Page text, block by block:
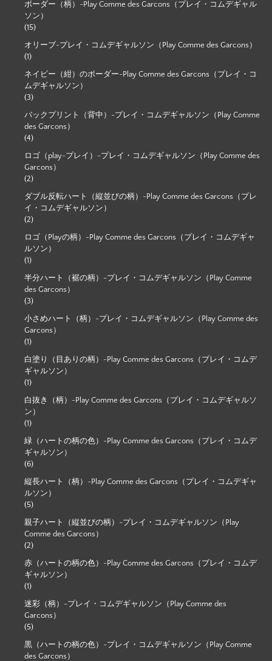
ボーダー（柄）-Play Comme des Garcons（プレイ・コムデギャル
ソン）
(15)
オリーブ-プレイ・コムデギャルソン（Play Comme des Garcons）
(1)
ネイビー（紺）のボーダー-Play Comme des Garcons（プレイ・コ
ムデギャルソン）
(3)
バックプリント（背中）-プレイ・コムデギャルソン（Play Comme
des Garcons）
(4)
ロゴ（play-プレイ）-プレイ・コムデギャルソン（Play Comme des
Garcons）
(2)
ダブル反転ハート（縦並びの柄）-Play Comme des Garcons（プレ
イ・コムデギャルソン）
(2)
ロゴ（Playの柄）-Play Comme des Garcons（プレイ・コムデギャ
ルソン）
(1)
半分ハート（裾の柄）-プレイ・コムデギャルソン（Play Comme
des Garcons）
(3)
小さめハート（柄）-プレイ・コムデギャルソン（Play Comme des
Garcons）
(1)
白塗り（目ありの柄）-Play Comme des Garcons（プレイ・コムデ
ギャルソン）
(1)
白抜き（柄）-Play Comme des Garcons（プレイ・コムデギャルソ
ン）
(1)
緑（ハートの柄の色）-Play Comme des Garcons（プレイ・コムデ
ギャルソン）
(6)
縦長ハート（柄）-Play Comme des Garcons（プレイ・コムデギャ
ルソン）
(5)
親子ハート（縦並びの柄）-プレイ・コムデギャルソン（Play
Comme des Garcons）
(2)
赤（ハートの柄の色）-Play Comme des Garcons（プレイ・コムデ
ギャルソン）
(1)
迷彩（柄）-プレイ・コムデギャルソン（Play Comme des
Garcons）
(5)
黒（ハートの柄の色）-プレイ・コムデギャルソン（Play Comme
des Garcons）